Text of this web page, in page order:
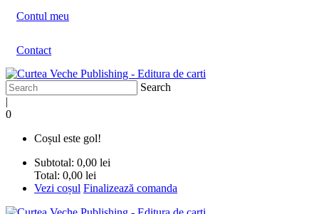
Contul meu
Contact
Search
|
0
Coșul este gol!
Subtotal: 0,00 lei
Total: 0,00 lei
Vezi coșul Finalizează comanda